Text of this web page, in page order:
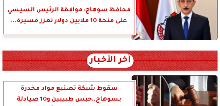
محافظ سوهاج: موافقة الرئيس السيسي
على منحة 10 ملايين دولار تعزز مسيرة...
آخر الأخبار
سقوط شبكة تصنيع مواد مخدرة
بسوهاج..حبس طبيبين و10 صيادلة